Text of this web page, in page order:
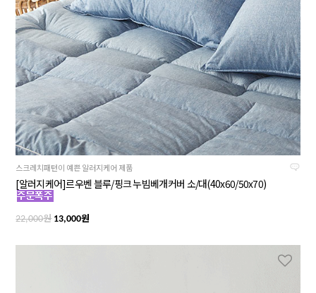
스크레치패턴이 예쁜 알러지케어 제품
[알러지케어]르우벤 블루/핑크 누빔베개커버 소/대(40x60/50x70)
22,000원13,000원